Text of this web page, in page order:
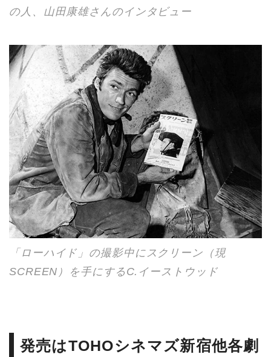
の人、山田康雄さんのインタビュー
「ローハイド」の撮影中にスクリーン（現
SCREEN）を手にするC.イーストウッド
発売はTOHOシネマズ新宿他各劇